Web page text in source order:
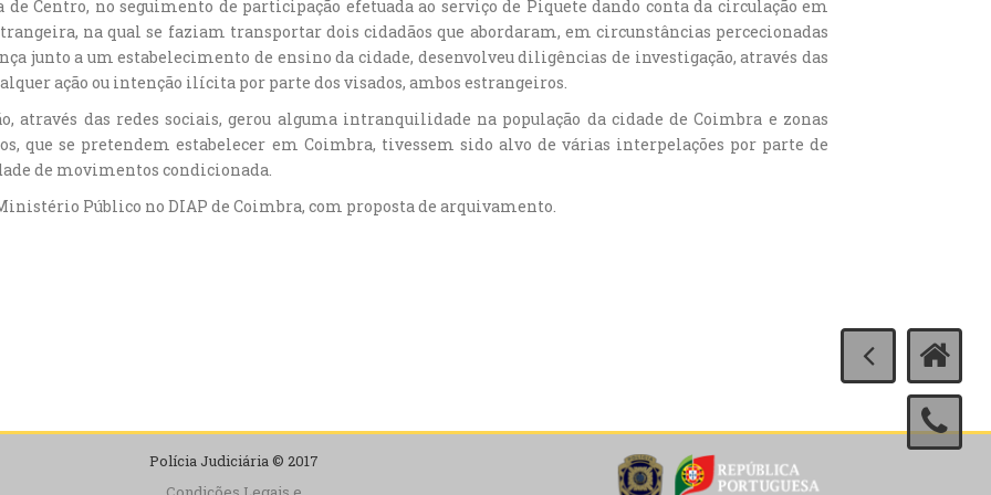
Centro, no seguimento de participação efetuada ao serviço de Piquete dando conta da circulação em
na qual se faziam transportar dois cidadãos que abordaram, em circunstâncias percecionadas
junto a um estabelecimento de ensino da cidade, desenvolveu diligências de investigação, através das
ação ou intenção ilícita por parte dos visados, ambos estrangeiros.
através das redes sociais, gerou alguma intranquilidade na população da cidade de Coimbra e zonas
que se pretendem estabelecer em Coimbra, tivessem sido alvo de várias interpelações por parte de
de movimentos condicionada.
Público no DIAP de Coimbra, com proposta de arquivamento.
Polícia Judiciária © 2017